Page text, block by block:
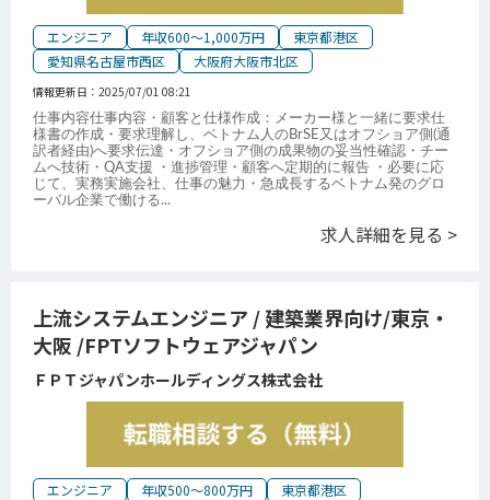
エンジニア 年収600～1,000万円
東京都港区
愛知県名古屋市西区
大阪府大阪市北区
情報更新日： 2025/07/01 08:21
仕事内容仕事内容・顧客と仕様作成：メーカー様と一緒に要求仕
様書の作成・要求理解し、ベトナム人のBrSE又はオフショア側(通
訳者経由)へ要求伝達・オフショア側の成果物の妥当性確認・チー
ムへ技術・QA支援 ・進捗管理・顧客へ定期的に報告 ・必要に応
じて、実務実施会社、仕事の魅力・急成長するベトナム発のグロ
ーバル企業で働ける...
求人詳細を見る >
上流システムエンジニア / 建築業界向け/東京・
大阪 /FPTソフトウェアジャパン
ＦＰＴジャパンホールディングス株式会社
エンジニア 年収500～800万円 東京都港区